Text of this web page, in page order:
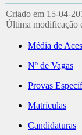
Criado em 15-04-
Última modificação
Média de
Nº de Vagas
Provas
Matrículas
Candidaturas